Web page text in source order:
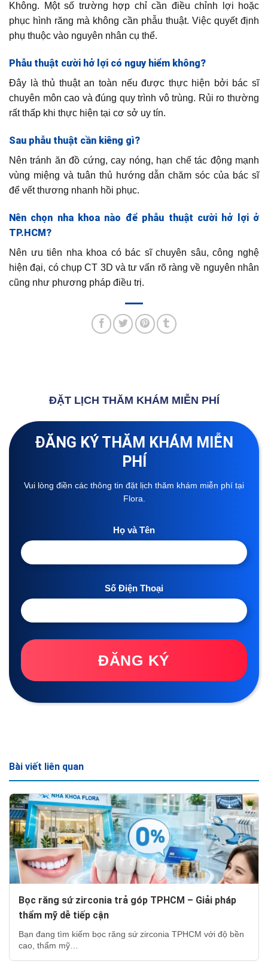
Không. Một số trường hợp chỉ cần điều chỉnh lợi hoặc
phục hình răng mà không cần phẫu thuật. Việc quyết định
phụ thuộc vào nguyên nhân cụ thể.
Phẫu thuật cười hở lợi có nguy hiểm không?
Đây là thủ thuật an toàn nếu được thực hiện bởi bác sĩ
chuyên môn cao và đúng quy trình vô trùng. Rủi ro thường
rất thấp khi thực hiện tại cơ sở uy tín.
Sau phẫu thuật cần kiêng gì?
Nên tránh ăn đồ cứng, cay nóng, hạn chế tác động mạnh
vùng miệng và tuân thủ hướng dẫn chăm sóc của bác sĩ
để vết thương nhanh hồi phục.
Nên chọn nha khoa nào để phẫu thuật cười hở lợi ở
TP.HCM?
Nên ưu tiên nha khoa có bác sĩ chuyên sâu, công nghệ
hiện đại, có chụp CT 3D và tư vấn rõ ràng về nguyên nhân
cũng như phương pháp điều trị.
ĐẶT LỊCH THĂM KHÁM MIỄN PHÍ
ĐĂNG KÝ THĂM KHÁM MIỄN
PHÍ
Vui lòng điền các thông tin đặt lịch thăm khám miễn phí tại
Flora.
Họ và Tên
Số Điện Thoại
ĐĂNG KÝ
Bài viết liên quan
Bọc răng sứ zirconia trả góp TPHCM – Giải pháp
thẩm mỹ dễ tiếp cận
Bạn đang tìm kiếm bọc răng sứ zirconia TPHCM với độ bền
cao, thẩm mỹ…